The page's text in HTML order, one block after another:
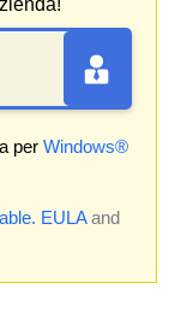
per Windows®
EULAand